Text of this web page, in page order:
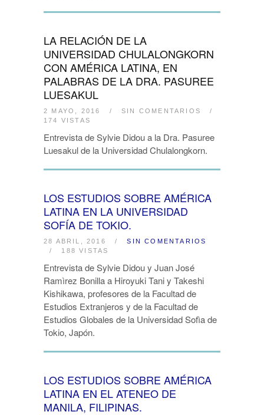
LA RELACIÓN DE LA
UNIVERSIDAD CHULALONGKORN
CON AMÉRICA LATINA, EN
PALABRAS DE LA DRA. PASUREE
LUESAKUL
2 MAYO, 2016 / SIN COMENTARIOS
/
174 VISTAS
Entrevista de Sylvie Didou a la Dra. Pasuree
Luesakul de la Universidad Chulalongkorn.
LOS ESTUDIOS SOBRE AMÉRICA
LATINA EN LA UNIVERSIDAD
SOFÍA DE TOKIO.
28 ABRIL, 2016 /
SIN COMENTARIOS
/
188 VISTAS
Entrevista de Sylvie Didou y Juan José
Ramìrez Bonilla a Hiroyuki Tani y Takeshi
Kishikawa, profesores de la Facultad de
Estudios Extranjeros y de la Facultad de
Estudios Globales de la Universidad Sofìa de
Tokio, Japón.
LOS ESTUDIOS SOBRE AMÉRICA
LATINA EN EL ATENEO DE
MANILA, FILIPINAS.